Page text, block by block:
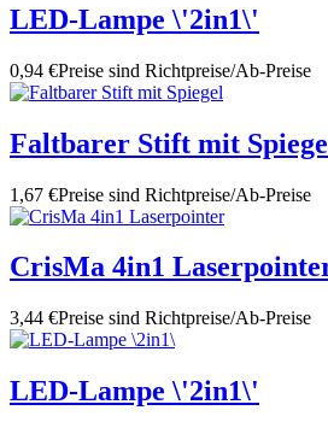
LED-Lampe \'2in1\'
0,94 €Preise sind Richtpreise/Ab-Preise
Faltbarer Stift mit
1,67 €Preise sind Richtpreise/Ab-Preise
CrisMa 4in1
3,44 €Preise sind Richtpreise/Ab-Preise
LED-Lampe \'2in1\'